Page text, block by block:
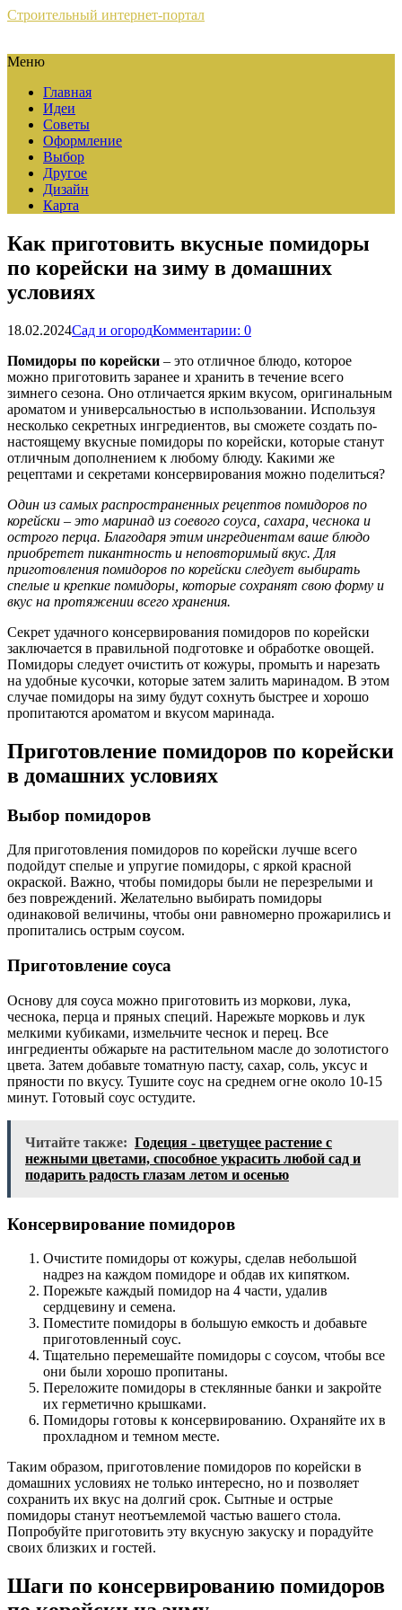
Строительный интернет-портал
Меню
Главная
Идеи
Советы
Оформление
Выбор
Другое
Дизайн
Карта
Как приготовить вкусные помидоры
по корейски на зиму в домашних
условиях
18.02.2024Сад и огородКомментарии: 0
Помидоры по корейски – это отличное блюдо, которое
можно приготовить заранее и хранить в течение всего
зимнего сезона. Оно отличается ярким вкусом, оригинальным
ароматом и универсальностью в использовании. Используя
несколько секретных ингредиентов, вы сможете создать по-
настоящему вкусные помидоры по корейски, которые станут
отличным дополнением к любому блюду. Какими же
рецептами и секретами консервирования можно поделиться?
Один из самых распространенных рецептов помидоров по
корейски – это маринад из соевого соуса, сахара, чеснока и
острого перца. Благодаря этим ингредиентам ваше блюдо
приобретет пикантность и неповторимый вкус. Для
приготовления помидоров по корейски следует выбирать
спелые и крепкие помидоры, которые сохранят свою форму и
вкус на протяжении всего хранения.
Секрет удачного консервирования помидоров по корейски
заключается в правильной подготовке и обработке овощей.
Помидоры следует очистить от кожуры, промыть и нарезать
на удобные кусочки, которые затем залить маринадом. В этом
случае помидоры на зиму будут сохнуть быстрее и хорошо
пропитаются ароматом и вкусом маринада.
Приготовление помидоров по корейски
в домашних условиях
Выбор помидоров
Для приготовления помидоров по корейски лучше всего
подойдут спелые и упругие помидоры, с яркой красной
окраской. Важно, чтобы помидоры были не перезрелыми и
без повреждений. Желательно выбирать помидоры
одинаковой величины, чтобы они равномерно прожарились и
пропитались острым соусом.
Приготовление соуса
Основу для соуса можно приготовить из моркови, лука,
чеснока, перца и пряных специй. Нарежьте морковь и лук
мелкими кубиками, измельчите чеснок и перец. Все
ингредиенты обжарьте на растительном масле до золотистого
цвета. Затем добавьте томатную пасту, сахар, соль, уксус и
пряности по вкусу. Тушите соус на среднем огне около 10-15
минут. Готовый соус остудите.
Читайте также: Годеция - цветущее растение с
нежными цветами, способное украсить любой сад и
подарить радость глазам летом и осенью
Консервирование помидоров
Очистите помидоры от кожуры, сделав небольшой
надрез на каждом помидоре и обдав их кипятком.
Порежьте каждый помидор на 4 части, удалив
сердцевину и семена.
Поместите помидоры в большую емкость и добавьте
приготовленный соус.
Тщательно перемешайте помидоры с соусом, чтобы все
они были хорошо пропитаны.
Переложите помидоры в стеклянные банки и закройте
их герметично крышками.
Помидоры готовы к консервированию. Охраняйте их в
прохладном и темном месте.
Таким образом, приготовление помидоров по корейски в
домашних условиях не только интересно, но и позволяет
сохранить их вкус на долгий срок. Сытные и острые
помидоры станут неотъемлемой частью вашего стола.
Попробуйте приготовить эту вкусную закуску и порадуйте
своих близких и гостей.
Шаги по консервированию помидоров